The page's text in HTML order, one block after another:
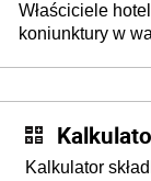
tam, gdzie wielu
Właściciele
koniunktury w
Kalkulator